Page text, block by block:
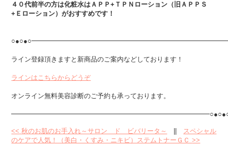
４０代前半の方は化粧水はＡＰＰ+ＴＰＮローション（旧ＡＰＰＳ
+Ｅローション）がおすすめです！
ライン登録頂きますと新商品のご案内などしております！
ラインはこちらからどうぞ
オンライン無料美容診断のご予約も承っております。
<< 秋のお肌のお手入れ～サロン ド ビバリータ～
スペシャル
のケアで人気！（美白・くすみ・ニキビ）ステムトナーＧＣ>>